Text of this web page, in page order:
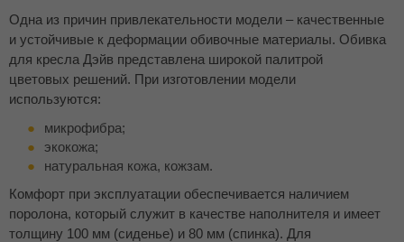
Одна из причин привлекательности модели – качественные
и устойчивые к деформации обивочные материалы. Обивка
для кресла Дэйв представлена широкой палитрой
цветовых решений. При изготовлении модели
используются:
микрофибра;
экокожа;
натуральная кожа, кожзам.
Комфорт при эксплуатации обеспечивается наличием
поролона, который служит в качестве наполнителя и имеет
толщину 100 мм (сиденье) и 80 мм (спинка). Для